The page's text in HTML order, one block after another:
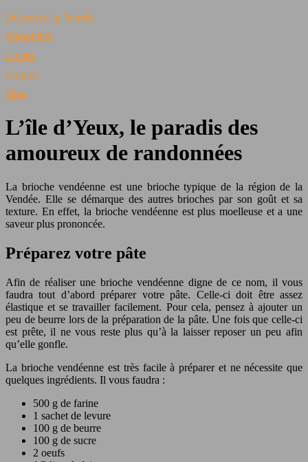
Découvrir la Vendée
Immobilier
Loisirs
Emploi
Blog
L’île d’Yeux, le paradis des
amoureux de randonnées
La brioche vendéenne est une brioche typique de la région de la
Vendée. Elle se démarque des autres brioches par son goût et sa
texture. En effet, la brioche vendéenne est plus moelleuse et a une
saveur plus prononcée.
Préparez votre pâte
Afin de réaliser une brioche vendéenne digne de ce nom, il vous
faudra tout d’abord préparer votre pâte. Celle-ci doit être assez
élastique et se travailler facilement. Pour cela, pensez à ajouter un
peu de beurre lors de la préparation de la pâte. Une fois que celle-ci
est prête, il ne vous reste plus qu’à la laisser reposer un peu afin
qu’elle gonfle.
La brioche vendéenne est très facile à préparer et ne nécessite que
quelques ingrédients. Il vous faudra :
500 g de farine
1 sachet de levure
100 g de beurre
100 g de sucre
2 oeufs